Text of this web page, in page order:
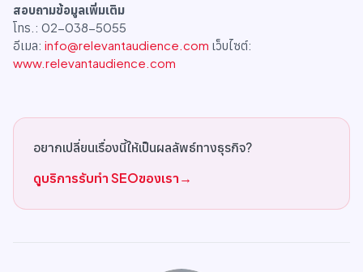
สอบถามข้อมูลเพิ่มเติม
โทร.: 02-038-5055
อีเมล: info@relevantaudience.com เว็บไซต์:
www.relevantaudience.com
อยากเปลี่ยนเรื่องนี้ให้เป็นผลลัพธ์ทางธุรกิจ?
ดูบริการรับทำ SEOของเรา→